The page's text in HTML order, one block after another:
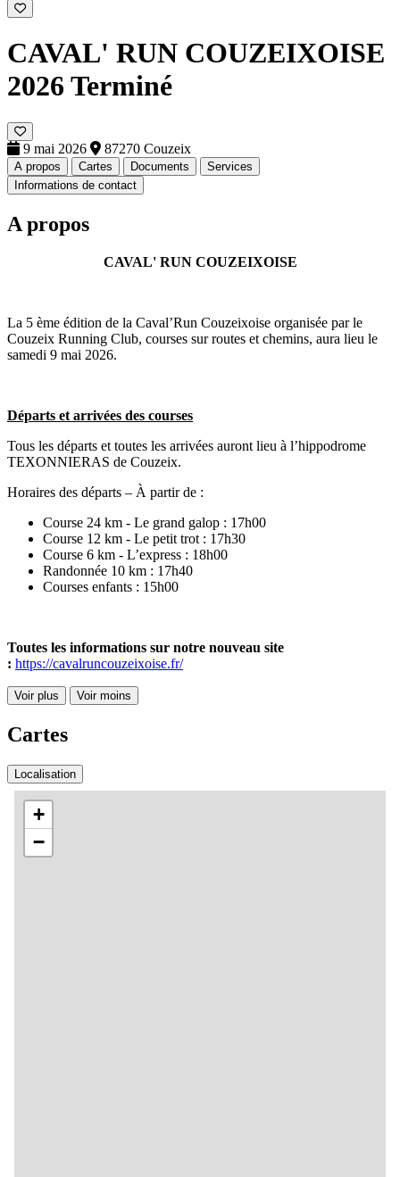
CAVAL' RUN COUZEIXOISE
2026 Terminé
9 mai 2026 87270 Couzeix
A propos Cartes Documents
Services
Informations de contact
A propos
CAVAL' RUN COUZEIXOISE
La 5 ème édition de la Caval’Run Couzeixoise organisée par le
Couzeix Running Club, courses sur routes et chemins, aura lieu le
samedi 9 mai 2026.
Départs et arrivées des courses
Tous les départs et toutes les arrivées auront lieu à l’hippodrome
TEXONNIERAS de Couzeix.
Horaires des départs – À partir de :
Course 24 km - Le grand galop : 17h00
Course 12 km - Le petit trot : 17h30
Course 6 km - L’express : 18h00
Randonnée 10 km : 17h40
Courses enfants : 15h00
Toutes les informations sur notre nouveau site
: https://cavalruncouzeixoise.fr/
Voir plus Voir moins
Cartes
Localisation